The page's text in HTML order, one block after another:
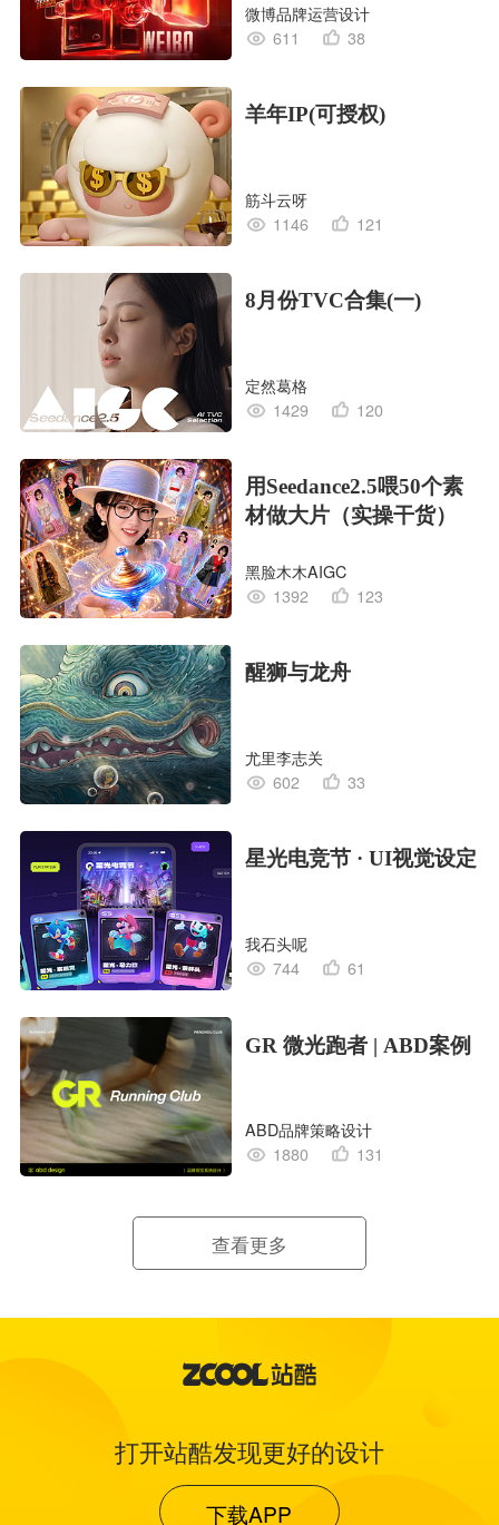
微博品牌运营设计
611
38
羊年IP(可授权)
筋斗云呀
1146
121
8月份TVC合集(一)
定然葛格
1429
120
用Seedance2.5喂50个素
材做大片（实操干货）
黑脸木木AIGC
1392
123
醒狮与龙舟
尤里李志关
602
33
星光电竞节 · UI视觉设定
我石头呢
744
61
GR 微光跑者 | ABD案例
ABD品牌策略设计
1880
131
查看更多
打开站酷发现更好的设计
下载APP